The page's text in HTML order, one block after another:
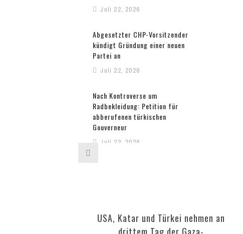
Juli 22, 2026
Abgesetzter CHP-Vorsitzender
kündigt Gründung einer neuen
Partei an
Juli 22, 2026
Nach Kontroverse um
Radbekleidung: Petition für
abberufenen türkischen
Gouverneur
Juli 22, 2026
Juli 20, 2026
USA, Katar und Türkei nehmen an